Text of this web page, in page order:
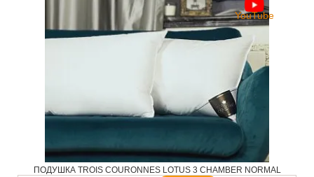
YouTube
ПОДУШКА TROIS COURONNES LOTUS 3 CHAMBER NORMAL